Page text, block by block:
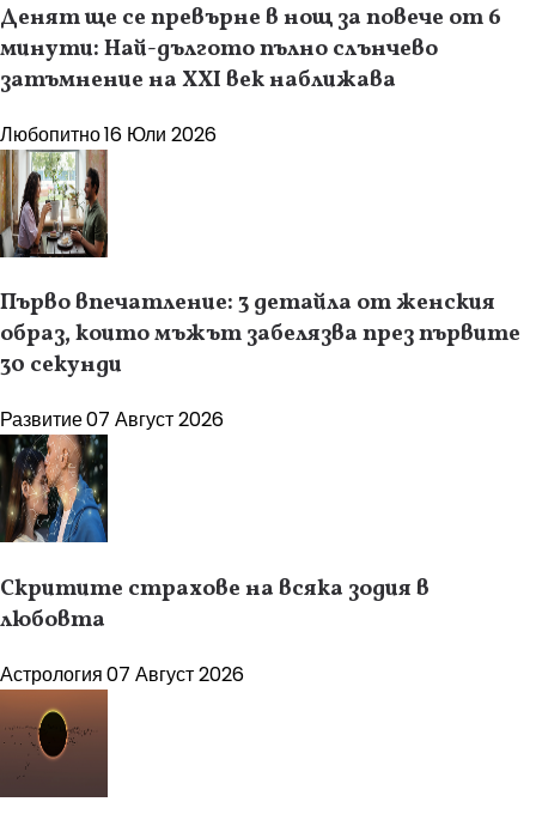
Денят ще се превърне в нощ за повече от 6
минути: Най-дългото пълно слънчево
затъмнение на XXI век наближава
Любопитно16 Юли 2026
Първо впечатление: 3 детайла от женския
образ, които мъжът забелязва през първите
30 секунди
Развитие07 Август 2026
Скритите страхове на всяка зодия в
любовта
Астрология07 Август 2026